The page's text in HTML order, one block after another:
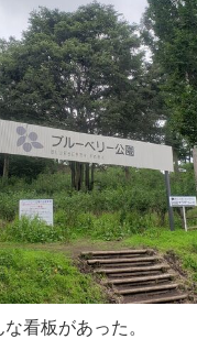
看板があった。